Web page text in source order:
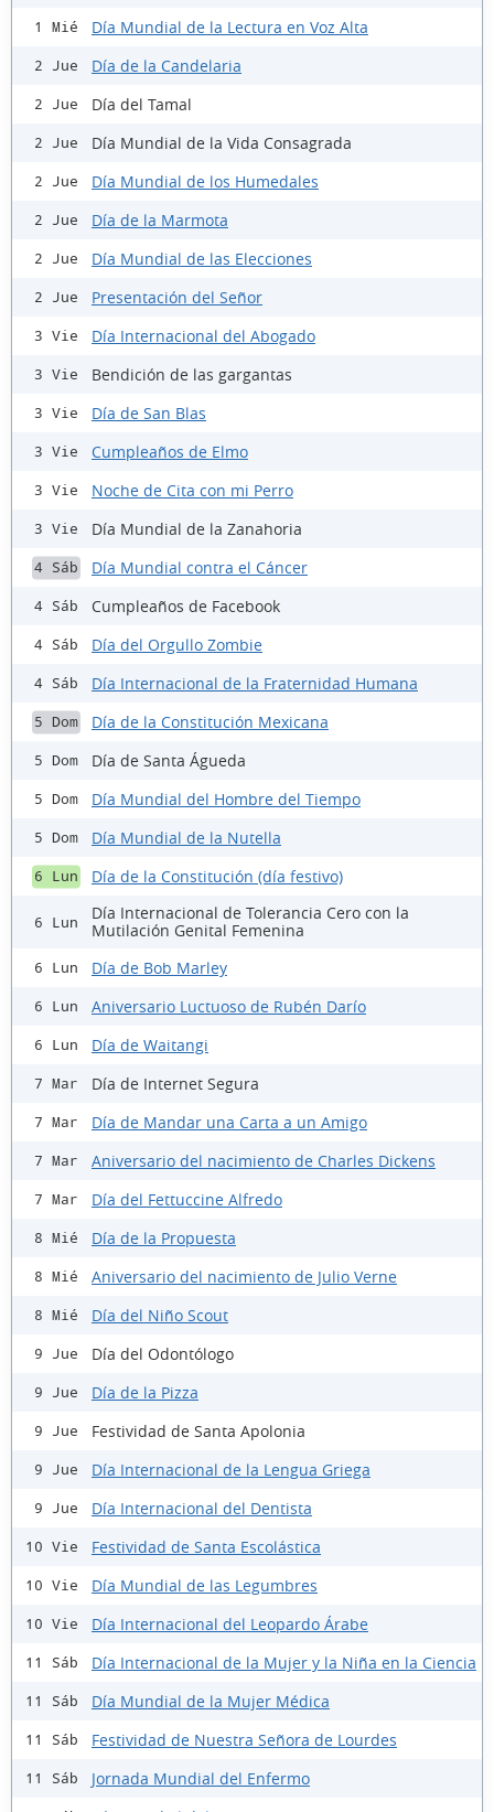
1 Mié Día Mundial de la Lectura en Voz Alta
2 Jue Día de la Candelaria
2 Jue Día del Tamal
2 Jue Día Mundial de la Vida Consagrada
2 Jue Día Mundial de los Humedales
2 Jue Día de la Marmota
2 Jue Día Mundial de las Elecciones
2 Jue Presentación del Señor
3 Vie Día Internacional del Abogado
3 Vie Bendición de las gargantas
3 Vie Día de San Blas
3 Vie Cumpleaños de Elmo
3 Vie Noche de Cita con mi Perro
3 Vie Día Mundial de la Zanahoria
4 Sáb Día Mundial contra el Cáncer
4 Sáb Cumpleaños de Facebook
4 Sáb Día del Orgullo Zombie
4 Sáb Día Internacional de la Fraternidad Humana
5 Dom Día de la Constitución Mexicana
5 Dom Día de Santa Águeda
5 Dom Día Mundial del Hombre del Tiempo
5 Dom Día Mundial de la Nutella
6 Lun Día de la Constitución (día festivo)
6 Lun
Día Internacional de Tolerancia Cero con la
Mutilación Genital Femenina
6 Lun Día de Bob Marley
6 Lun Aniversario Luctuoso de Rubén Darío
6 Lun Día de Waitangi
7 Mar Día de Internet Segura
7 Mar Día de Mandar una Carta a un Amigo
7 Mar Aniversario del nacimiento de Charles Dickens
7 Mar Día del Fettuccine Alfredo
8 Mié Día de la Propuesta
8 Mié Aniversario del nacimiento de Julio Verne
8 Mié Día del Niño Scout
9 Jue Día del Odontólogo
9 Jue Día de la Pizza
9 Jue Festividad de Santa Apolonia
9 Jue Día Internacional de la Lengua Griega
9 Jue Día Internacional del Dentista
10 Vie Festividad de Santa Escolástica
10 Vie Día Mundial de las Legumbres
10 Vie Día Internacional del Leopardo Árabe
11 Sáb Día Internacional de la Mujer y la Niña en la Ciencia
11 Sáb Día Mundial de la Mujer Médica
11 Sáb Festividad de Nuestra Señora de Lourdes
11 Sáb Jornada Mundial del Enfermo